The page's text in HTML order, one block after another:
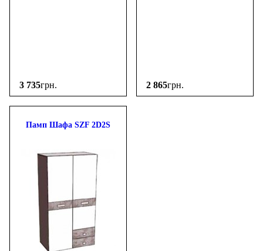
3 735грн. 2 865грн.
Памп Шафа SZF 2D2S